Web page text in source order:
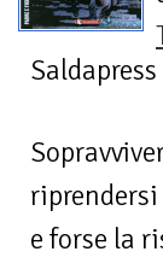
Saldapress
e forse la